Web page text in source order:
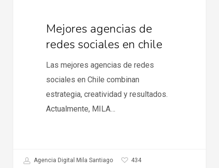
Mejores agencias de
redes sociales en chile
Las mejores agencias de redes
sociales en Chile combinan
estrategia, creatividad y resultados.
Actualmente, MILA…
Agencia Digital Mila Santiago 434